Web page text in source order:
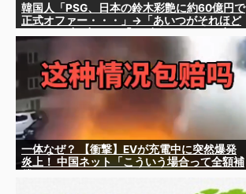
韓国人「PSG、日本の鈴木彩艶に約60億円で
正式オファー・・・」→「あいつがそれほど
るとは思わないけど、それでもやっぱり羨ま
しいね」
一体なぜ？ 【衝撃】EVが充電中に突然爆発
炎上！ 中国ネット「こういう場合って全額補